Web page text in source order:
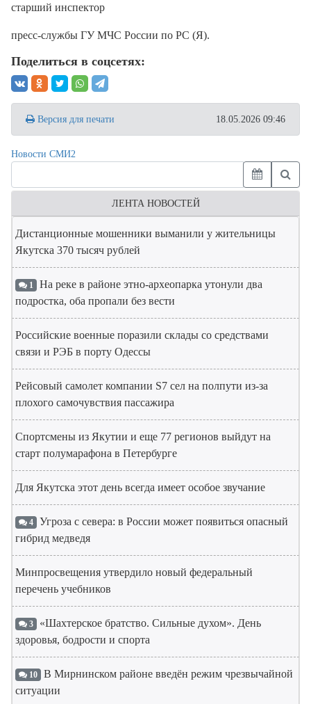
старший инспектор
пресс-службы ГУ МЧС России по РС (Я).
Поделиться в соцсетях:
Версия для печати 18.05.2026 09:46
Новости СМИ2
ЛЕНТА НОВОСТЕЙ
Дистанционные мошенники выманили у жительницы
Якутска 370 тысяч рублей
1 На реке в районе этно-археопарка утонули два
подростка, оба пропали без вести
Российские военные поразили склады со средствами
связи и РЭБ в порту Одессы
Рейсовый самолет компании S7 сел на полпути из-за
плохого самочувствия пассажира
Спортсмены из Якутии и еще 77 регионов выйдут на
старт полумарафона в Петербурге
Для Якутска этот день всегда имеет особое звучание
4 Угроза с севера: в России может появиться опасный
гибрид медведя
Минпросвещения утвердило новый федеральный
перечень учебников
3 «Шахтерское братство. Сильные духом». День
здоровья, бодрости и спорта
10 В Мирнинском районе введён режим чрезвычайной
ситуации